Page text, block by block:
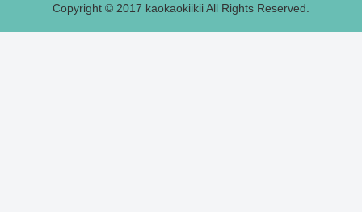
Copyright © 2017 kaokaokiikii All Rights Reserved.